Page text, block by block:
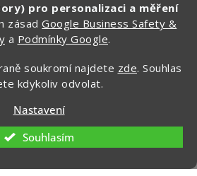
pro personalizaci a měření
zásadGoogle Business Safety &
a Podmínky Google.
soukromí najdete zde. Souhlas
kdykoliv odvolat.
Nastavení
Souhlasím